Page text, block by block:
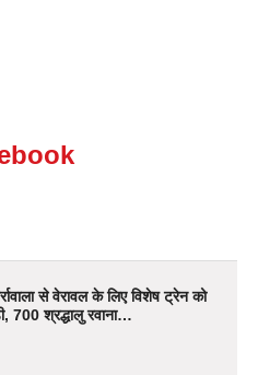
से वेरावल के लिए विशेष ट्रेन को
700 श्रद्धालु रवाना…